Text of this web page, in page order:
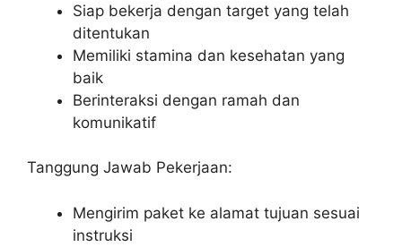
Siap bekerja dengan target yang telah
ditentukan
Memiliki stamina dan kesehatan yang
baik
Berinteraksi dengan ramah dan
komunikatif
Tanggung Jawab Pekerjaan:
Mengirim paket ke alamat tujuan sesuai
instruksi